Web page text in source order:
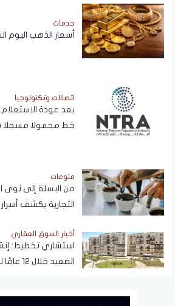
خدمات
أسعار الذهب اليوم السبت 8
اتصالات وتكنولوجيا
بعد عودة
خط محمولا مسجلا
منوعات
من البسلة إلى نوى
التجارية يكشف
أخبار السوق العقاري
الصعيد